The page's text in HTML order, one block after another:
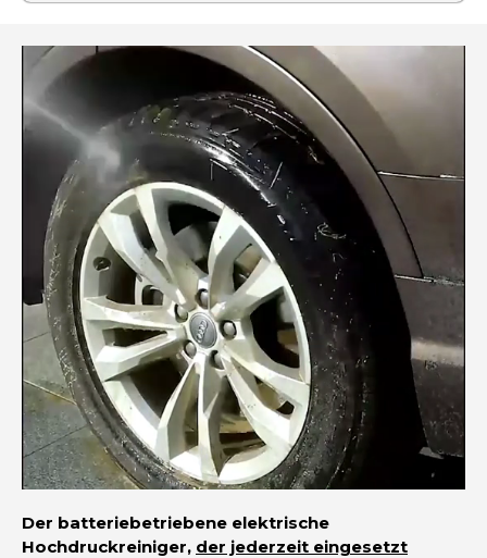
Der batteriebetriebene elektrische
Hochdruckreiniger, der jederzeit eingesetzt